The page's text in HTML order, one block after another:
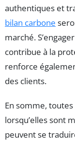
authentiques et
bilan carbone
marché.
contribue à la
renforce
des clients.
En somme,
lorsqu’elles sont
peuvent se